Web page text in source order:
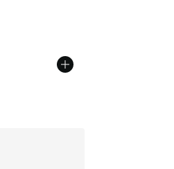
Prix en baisse de € 49,99 à